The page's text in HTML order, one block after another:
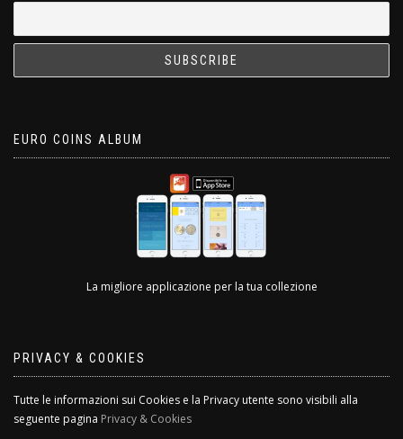
EURO COINS ALBUM
La migliore applicazione per la tua collezione
PRIVACY & COOKIES
Tutte le informazioni sui Cookies e la Privacy utente sono visibili alla
seguente pagina Privacy & Cookies